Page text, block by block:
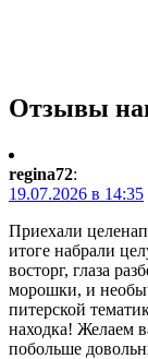
Отзывы
regina72:
19.07.2026 в 14:35
Приехали
итоге набрали
восторг, глаза
морошки, и
питерской
находка! Желаем
побольше